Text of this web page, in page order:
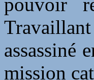
pouvoir
assassiné
mission